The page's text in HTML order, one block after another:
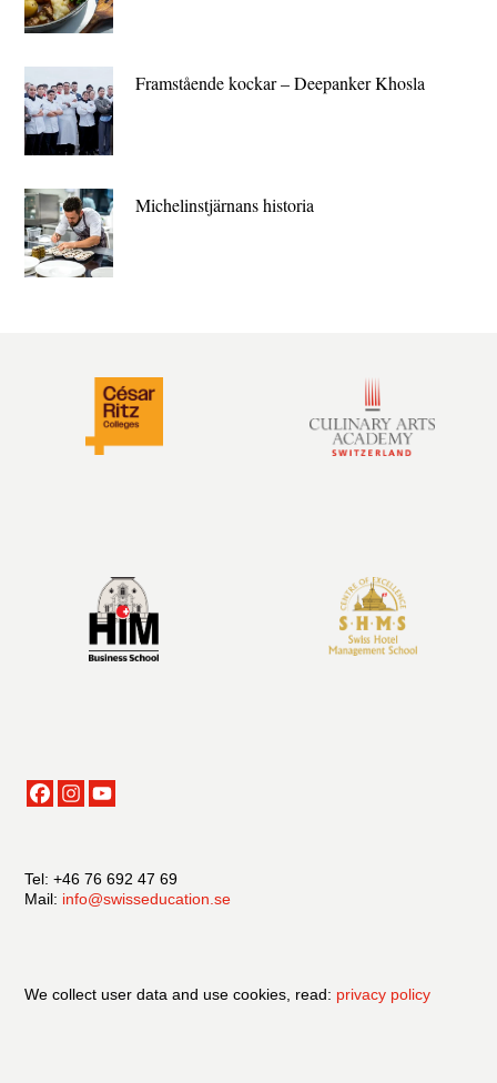
Framstående kockar – Deepanker Khosla
Michelin­stjärnans historia
Tel: +46 76 692 47 69
Mail: info@swisseducation.se
We collect user data and use cookies, read: privacy policy